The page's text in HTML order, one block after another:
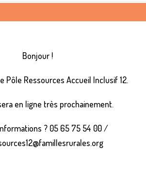
Bonjour !
Pôle Ressources Accueil Inclusif 12.
en ligne très prochainement.
? 05 65 75 54 00 /